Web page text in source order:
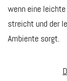
wenn eine leichte
streicht und der
Ambiente sorgt.